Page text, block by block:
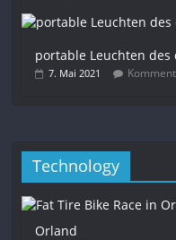
portable Leuchten des
7. Mai 2021
Technology
Orland